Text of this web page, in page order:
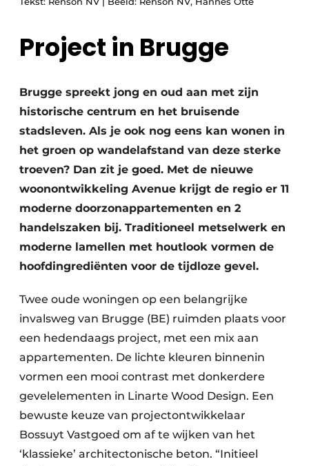
Project in Brugge
Brugge spreekt jong en oud aan met zijn
historische centrum en het bruisende
stadsleven. Als je ook nog eens kan wonen in
het groen op wandelafstand van deze sterke
troeven? Dan zit je goed. Met de nieuwe
woonontwikkeling Avenue krijgt de regio er 11
moderne doorzonappartementen en 2
handelszaken bij. Traditioneel metselwerk en
moderne lamellen met houtlook vormen de
hoofdingrediënten voor de tijdloze gevel.
Twee oude woningen op een belangrijke
invalsweg van Brugge (BE) ruimden plaats voor
een hedendaags project, met een mix aan
appartementen. De lichte kleuren binnenin
vormen een mooi contrast met donkerdere
gevelelementen in Linarte Wood Design. Een
bewuste keuze van projectontwikkelaar
Bossuyt Vastgoed om af te wijken van het
‘klassieke’ architectonische beton. “Initieel